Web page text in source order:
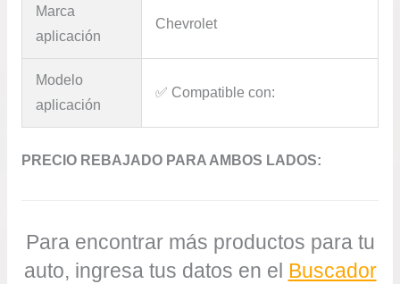
Marca
aplicación
Chevrolet
Modelo
aplicación
✅​ Compatible con:
PRECIO REBAJADO PARA AMBOS LADOS:
Para encontrar más productos para tu
auto, ingresa tus datos en el Buscador